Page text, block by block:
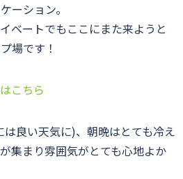
ーション。
ベートでもここにまた来ようと
場です！
こちら
良い天気に)、朝晩はとても冷え
集まり雰囲気がとても心地よか